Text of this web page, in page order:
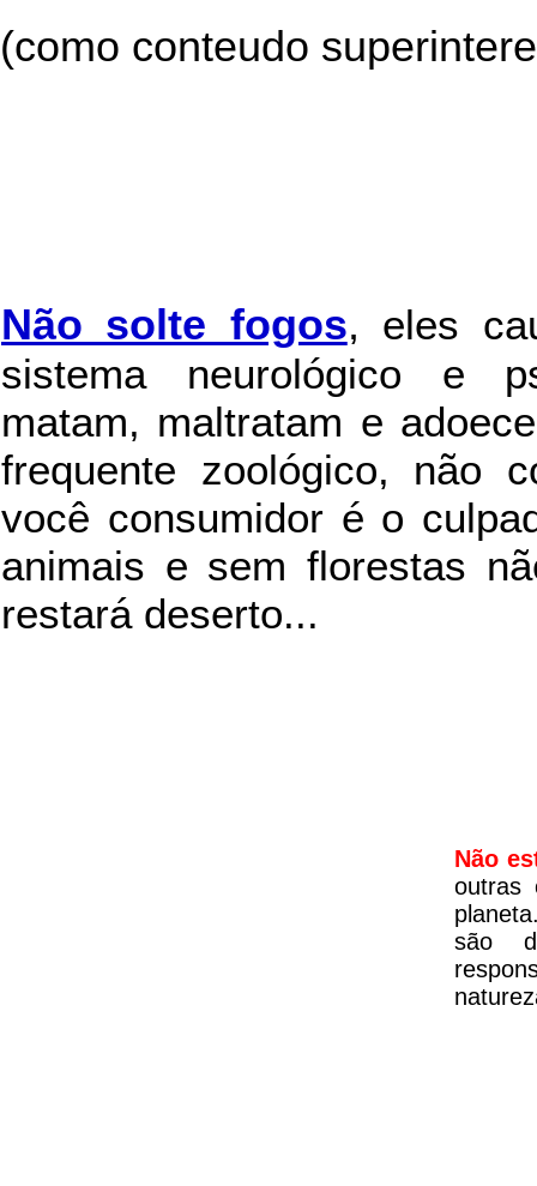
(como conteudo
Não solte fogos, eles
sistema neurológico e
matam, maltratam e
frequente zoológico, não
você consumidor é o
animais e sem florestas
restará deserto...
Não
outras
são